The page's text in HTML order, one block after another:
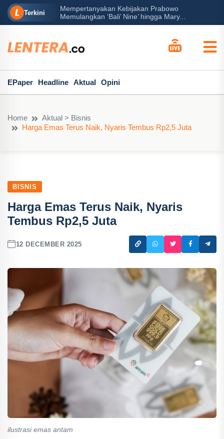
Terkini
Mempertanyakan Kebijakan Prabowo
Memulangkan ‘Bali’ Nine’ hingga Mary...
EPaper Headline Aktual Opini
Home
Aktual > Bisnis
Harga Emas Terus Naik, Nyaris Tembus Rp2,5 Juta
BISNIS
Harga Emas Terus Naik, Nyaris
Tembus Rp2,5 Juta
12 DECEMBER 2025
ilustrasi emas antam